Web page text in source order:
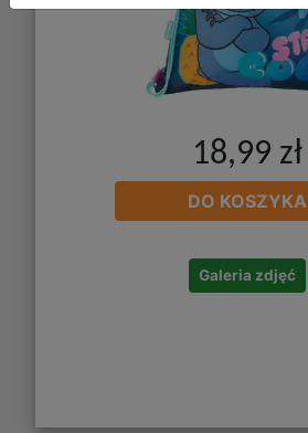
18,99 zł
DO KOSZYKA
Galeria zdjęć